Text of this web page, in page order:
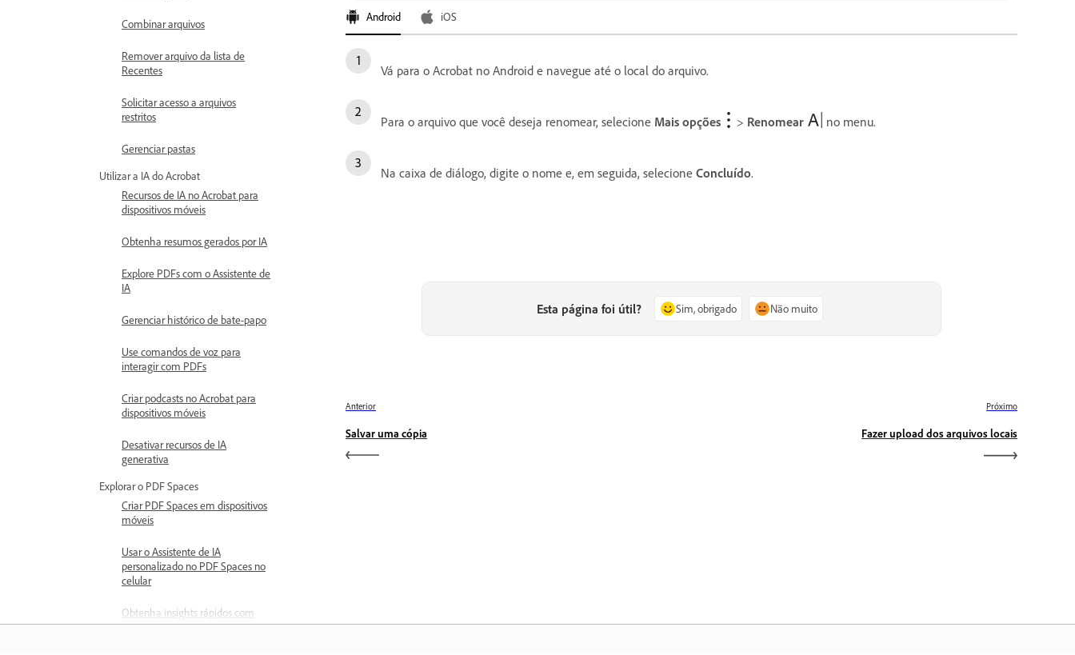
Combinar arquivos
Remover arquivo da lista de
Recentes
Solicitar acesso a arquivos
restritos
Gerenciar pastas
Utilizar a IA do Acrobat
Recursos de IA no Acrobat para
dispositivos móveis
Obtenha resumos gerados por IA
Explore PDFs com o Assistente de
IA
Gerenciar histórico de bate-papo
Use comandos de voz para
interagir com PDFs
Criar podcasts no Acrobat para
dispositivos móveis
Desativar recursos de IA
generativa
Explorar o PDF Spaces
Criar PDF Spaces em dispositivos
móveis
Usar o Assistente de IA
personalizado no PDF Spaces no
celular
Obtenha insights rápidos com
comandos de voz sem as mãos
Android iOS
Vá para o Acrobat no Android e navegue até o local do arquivo.
Para o arquivo que você deseja renomear, selecione Mais opções > Renomear no menu.
Na caixa de diálogo, digite o nome e, em seguida, selecione Concluído.
Esta página foi útil? Sim, obrigado Não muito
Anterior
Salvar uma cópia
Próximo
Fazer upload dos arquivos locais